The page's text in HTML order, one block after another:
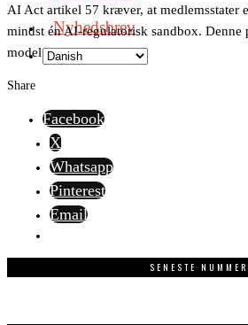
Nyhedsbrev
AI Act artikel 57 kræver, at medlemsstater
mindst én AI-regulatorisk sandbox. Denne
model.
Share
Facebook
X
Whatsapp
Pinterest
Email
SENESTE NUMMER